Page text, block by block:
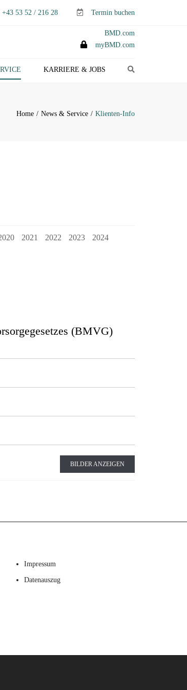
+43 53 52 / 216 28 Termin buchen
BMD.com
myBMD.com
KARRIERE & JOBS
Home News & Service Klienten-Info
2021 2022 2023
2024
(BMVG)
BILDER ANZEIGEN
Impressum
Datenauszug